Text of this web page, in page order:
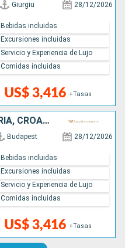
Giurgiu 28/12/2026
US$ 3,416 +Tasas
Bebidas incluidas
Excursiones incluidas
Servicio y Experiencia de Lujo
Comidas incluidas
HUNGRÍA, RUMANIA, BULGARIA, CROACIA, SERBIA
Budapest 28/12/2026
US$ 3,416 +Tasas
Bebidas incluidas
Excursiones incluidas
Servicio y Experiencia de Lujo
Comidas incluidas